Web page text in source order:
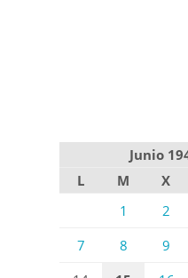
Junio
L
M X
1
2
7
8 9